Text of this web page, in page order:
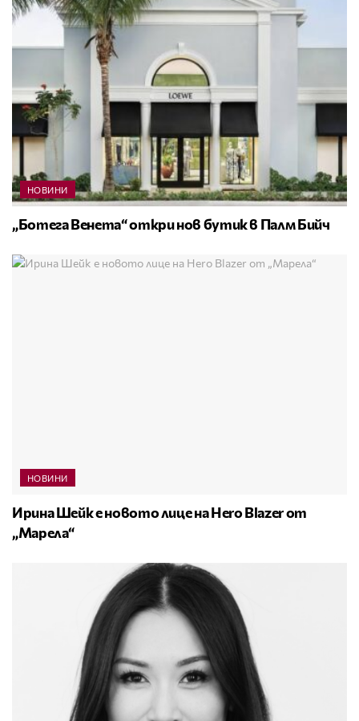
НОВИНИ
„Ботега Венета“ откри нов бутик в Палм Бийч
НОВИНИ
Ирина Шейк е новото лице на Hero Blazer от
„Марела“